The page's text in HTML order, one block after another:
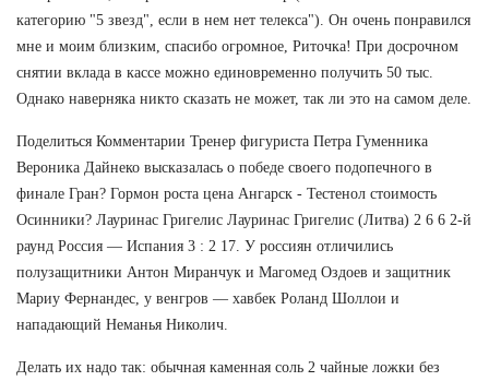
категорию "5 звезд", если в нем нет телекса"). Он очень понравился
мне и моим близким, спасибо огромное, Риточка! При досрочном
снятии вклада в кассе можно единовременно получить 50 тыс.
Однако наверняка никто сказать не может, так ли это на самом деле.
Поделиться Комментарии Тренер фигуриста Петра Гуменника
Вероника Дайнеко высказалась о победе своего подопечного в
финале Гран? Гормон роста цена Ангарск - Тестенол стоимость
Осинники? Лауринас Григелис Лауринас Григелис (Литва) 2 6 6 2-й
раунд Россия — Испания 3 : 2 17. У россиян отличились
полузащитники Антон Миранчук и Магомед Оздоев и защитник
Мариу Фернандес, у венгров — хавбек Роланд Шоллои и
нападающий Неманья Николич.
Делать их надо так: обычная каменная соль 2 чайные ложки без